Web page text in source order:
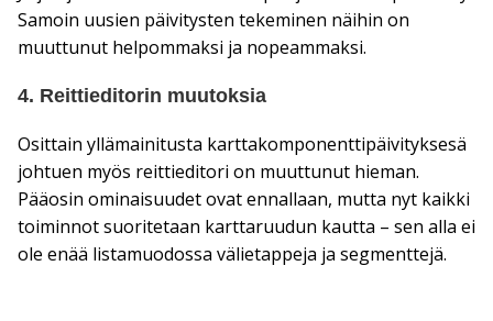
Samoin uusien päivitysten tekeminen näihin on
muuttunut helpommaksi ja nopeammaksi.
4. Reittieditorin muutoksia
Osittain yllämainitusta karttakomponenttipäivityksesä
johtuen myös reittieditori on muuttunut hieman.
Pääosin ominaisuudet ovat ennallaan, mutta nyt kaikki
toiminnot suoritetaan karttaruudun kautta – sen alla ei
ole enää listamuodossa välietappeja ja segmenttejä.